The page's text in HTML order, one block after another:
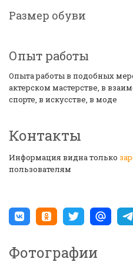
Размер обуви
Опыт работы
Опыта работы в подобных
актерском мастерстве, в
спорте, в искусстве, в моде
Контакты
Информация видна только
пользователям
Фотографии